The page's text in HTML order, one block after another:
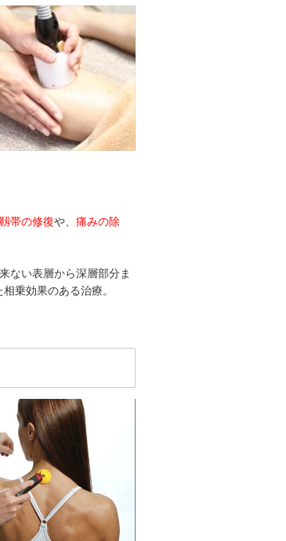
帯の修復や、 痛みの除
ない表層から深層部分ま
乗効果のある治療。